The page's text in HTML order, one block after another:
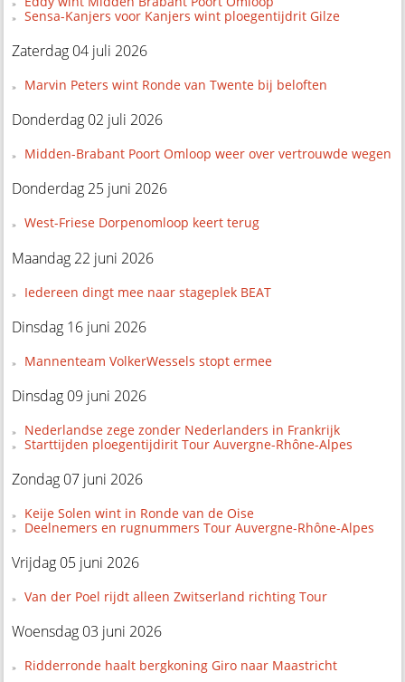
Sensa-Kanjers voor Kanjers wint ploegentijdrit Gilze
Zaterdag 04 juli 2026
Marvin Peters wint Ronde van Twente bij beloften
Donderdag 02 juli 2026
Midden-Brabant Poort Omloop weer over vertrouwde wegen
Donderdag 25 juni 2026
West-Friese Dorpenomloop keert terug
Maandag 22 juni 2026
Iedereen dingt mee naar stageplek BEAT
Dinsdag 16 juni 2026
Mannenteam VolkerWessels stopt ermee
Dinsdag 09 juni 2026
Nederlandse zege zonder Nederlanders in Frankrijk
Starttijden ploegentijdirit Tour Auvergne-Rhône-Alpes
Zondag 07 juni 2026
Keije Solen wint in Ronde van de Oise
Deelnemers en rugnummers Tour Auvergne-Rhône-Alpes
Vrijdag 05 juni 2026
Van der Poel rijdt alleen Zwitserland richting Tour
Woensdag 03 juni 2026
Ridderronde haalt bergkoning Giro naar Maastricht